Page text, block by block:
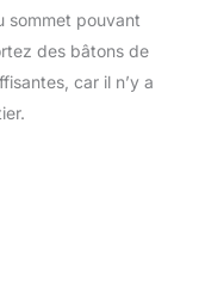
sommet pouvant
des bâtons de
car il n’y a